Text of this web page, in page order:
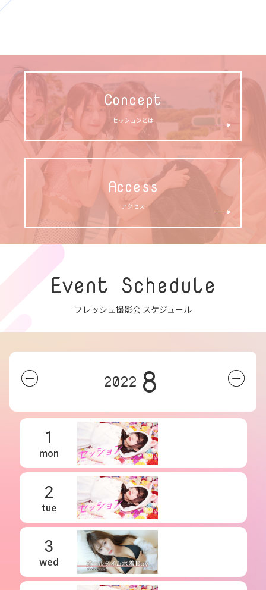
Concept
セッションとは
Access
アクセス
Event Schedule
フレッシュ撮影会 スケジュール
2022 8
1
mon
2
tue
3
wed